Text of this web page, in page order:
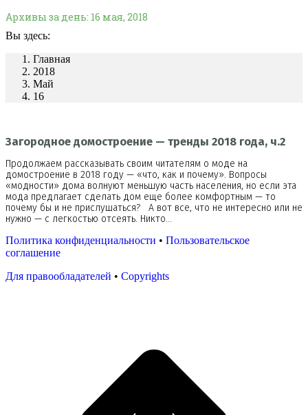
Архивы за день: 16 мая, 2018
Вы здесь:
Главная
2018
Май
16
Загородное домостроение — тренды 2018 года, ч.2
Продолжаем рассказывать своим читателям о моде на
домостроение в 2018 году — «что, как и почему». Вопросы
«модности» дома волнуют меньшую часть населения, но если эта
мода предлагает сделать дом еще более комфортным — то
почему бы и не прислушаться? А вот все, что не интересно или не
нужно — с легкостью отсеять. Никто…
Политика конфиденциальности • Пользовательское
соглашение
Для правообладателей • Copyrights